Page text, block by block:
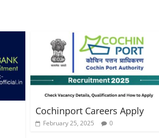
Cochinport Careers Apply
February 25, 2025 0